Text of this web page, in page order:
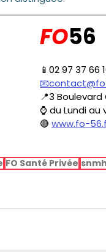
FO56
📱02 97 37 66
📍3
⌚ du Lundi au
🔴 www.fo-
FO Santé Privée